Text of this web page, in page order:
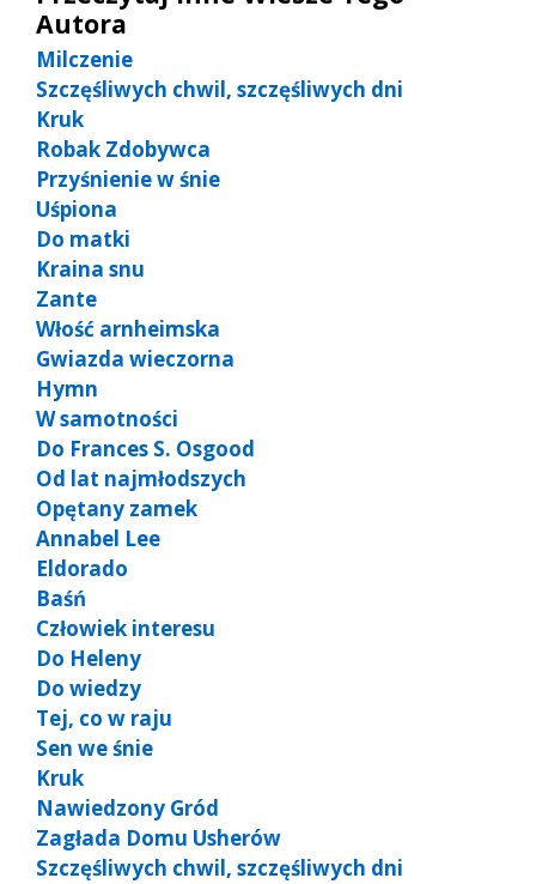
Autora
Milczenie
Szczęśliwych chwil, szczęśliwych dni
Kruk
Robak Zdobywca
Przyśnienie w śnie
Uśpiona
Do matki
Kraina snu
Zante
Włość arnheimska
Gwiazda wieczorna
Hymn
W samotności
Do Frances S. Osgood
Od lat najmłodszych
Opętany zamek
Annabel Lee
Eldorado
Baśń
Człowiek interesu
Do Heleny
Do wiedzy
Tej, co w raju
Sen we śnie
Kruk
Nawiedzony Gród
Zagłada Domu Usherów
Szczęśliwych chwil, szczęśliwych dni